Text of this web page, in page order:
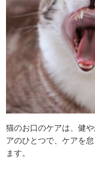
猫のお口のケアは、健
アのひとつで、ケアを
ます。